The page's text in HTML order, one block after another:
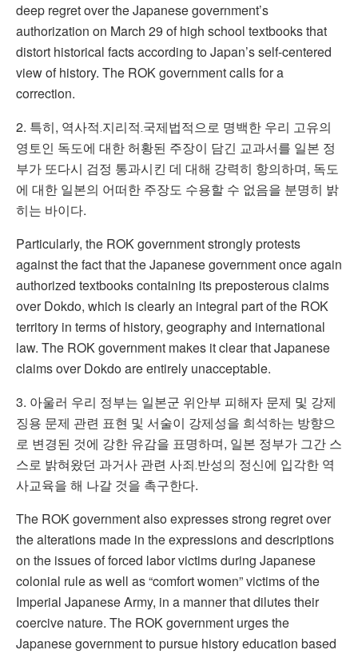
deep regret over the Japanese government’s
authorization on March 29 of high school textbooks that
distort historical facts according to Japan’s self-centered
view of history. The ROK government calls for a
correction.
2. 특히, 역사적․지리적․국제법적으로 명백한 우리 고유의
영토인 독도에 대한 허황된 주장이 담긴 교과서를 일본 정
부가 또다시 검정 통과시킨 데 대해 강력히 항의하며, 독도
에 대한 일본의 어떠한 주장도 수용할 수 없음을 분명히 밝
히는 바이다.
Particularly, the ROK government strongly protests
against the fact that the Japanese government once again
authorized textbooks containing its preposterous claims
over Dokdo, which is clearly an integral part of the ROK
territory in terms of history, geography and international
law. The ROK government makes it clear that Japanese
claims over Dokdo are entirely unacceptable.
3. 아울러 우리 정부는 일본군 위안부 피해자 문제 및 강제
징용 문제 관련 표현 및 서술이 강제성을 희석하는 방향으
로 변경된 것에 강한 유감을 표명하며, 일본 정부가 그간 스
스로 밝혀왔던 과거사 관련 사죄․반성의 정신에 입각한 역
사교육을 해 나갈 것을 촉구한다.
The ROK government also expresses strong regret over
the alterations made in the expressions and descriptions
on the issues of forced labor victims during Japanese
colonial rule as well as “comfort women” victims of the
Imperial Japanese Army, in a manner that dilutes their
coercive nature. The ROK government urges the
Japanese government to pursue history education based